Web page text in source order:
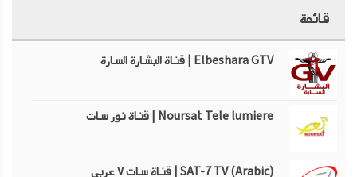
قائمة
Elbeshara GTV | قناة البشارة السارة
Noursat Tele lumiere | قناة نور سات
SAT-7 TV (Arabic) | قناة سات ٧ عربي